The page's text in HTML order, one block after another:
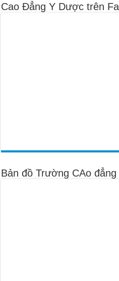
Cao Đẳng Y Dược trên
Bản đồ Trường CAo